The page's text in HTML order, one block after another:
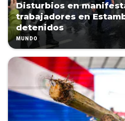
Disturbios en
trabajadores en
detenidos
MUNDO